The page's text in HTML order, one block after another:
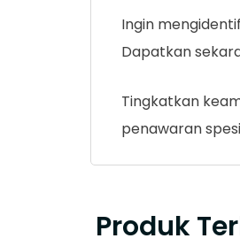
Ingin
Dapatkan
Tingkatkan
penawaran
Produk